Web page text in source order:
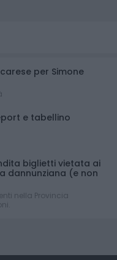
per Simone
e tabellino
biglietti vietata ai
dannunziana (e non
nella Provincia